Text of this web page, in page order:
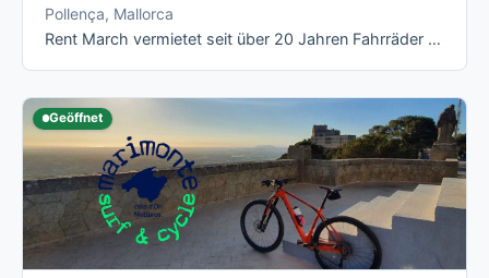
Pollença, Mallorca
Rent March vermietet seit über 20 Jahren Fahrräder direkt im Hafenort Puerto de Pollença und deckt mit Renn-, Mountain-, Trekking-, E- und …
Geöffnet